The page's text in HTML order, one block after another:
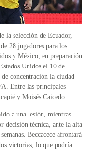
la selección de Ecuador,
28 jugadores para los
y México, en preparación
Unidos el 10 de
concentración la ciudad
Entre las principales
y Moisés Caicedo.
a una lesión, mientras
decisión técnica, ante la alta
Beccacece afrontará
victorias, lo que podría